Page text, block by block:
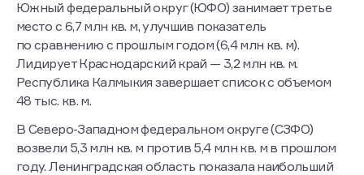
Южный федеральный округ (ЮФО) занимает третье
место с 6,7 млн кв. м, улучшив показатель
по сравнению с прошлым годом (6,4 млн кв. м).
Лидирует Краснодарский край — 3,2 млн кв. м.
Республика Калмыкия завершает список с объемом
48 тыс. кв. м.
В Северо-Западном федеральном округе (СЗФО)
возвели 5,3 млн кв. м против 5,4 млн кв. м в прошлом
году. Ленинградская область показала наибольший